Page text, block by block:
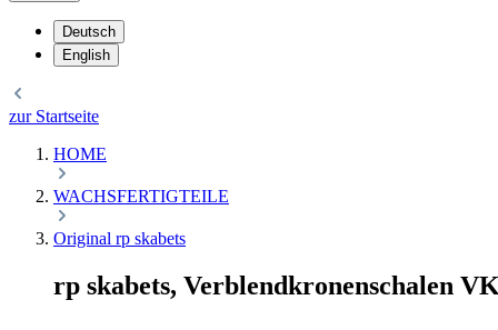
Deutsch
English
zur Startseite
HOME
WACHSFERTIGTEILE
Original rp skabets
rp skabets, Verblendkronenschalen